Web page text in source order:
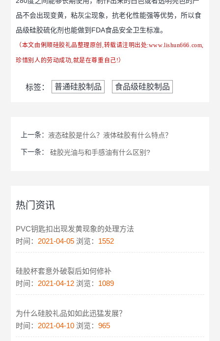
品不会出现变黄，粘灰尘现象，抗老化性能强等优势，所以食
品级硅胶硫化剂也能做到FDA食品安全卫生标准。
（本文由俐顺硅胶礼品整理原创,转载请注明出处:www.lishun666.com,
珍惜别人的劳动成功,就是在尊重自己!）
标签： 普通硅胶制品 食品级硅胶制品
上一条：液态硅胶是什么？液体硅胶有什么特点？
下一条：硅胶光油与和手感油有什么区别?
热门资讯
PVC钥匙扣出现发黄现象的处理方法
时间：2021-04-05 浏览： 1552
硅胶杯套意外破裂后如何修补
时间：2021-04-12 浏览： 1089
为什么硅胶礼品如如此迅猛发展？
时间：2021-04-10 浏览：965